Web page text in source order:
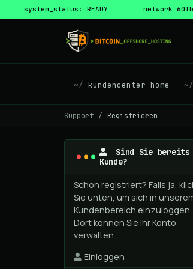
system_status: READY network
kundencenter home
Support Registrieren
Sind Sie bereits
Kunde?
Schon registriert? Falls ja,
Sie unten, um sich in
Kundenbereich einzuloggen.
Dort können Sie Ihr Konto
verwalten.
Einloggen